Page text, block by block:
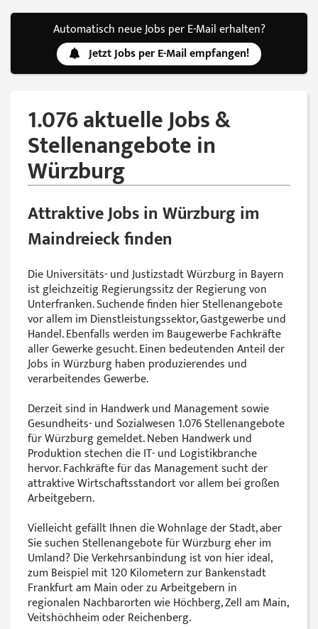
Automatisch neue Jobs per E-Mail erhalten?
Jetzt Jobs per E-Mail empfangen!
1.076 aktuelle Jobs &
Stellenangebote in
Würzburg
Attraktive Jobs in Würzburg im
Maindreieck finden
Die Universitäts- und Justizstadt Würzburg in Bayern
ist gleichzeitig Regierungssitz der Regierung von
Unterfranken. Suchende finden hier Stellenangebote
vor allem im Dienstleistungssektor, Gastgewerbe und
Handel. Ebenfalls werden im Baugewerbe Fachkräfte
aller Gewerke gesucht. Einen bedeutenden Anteil der
Jobs in Würzburg haben produzierendes und
verarbeitendes Gewerbe.
Derzeit sind in Handwerk und Management sowie
Gesundheits- und Sozialwesen 1.076 Stellenangebote
für Würzburg gemeldet. Neben Handwerk und
Produktion stechen die IT- und Logistikbranche
hervor. Fachkräfte für das Management sucht der
attraktive Wirtschaftsstandort vor allem bei großen
Arbeitgebern.
Vielleicht gefällt Ihnen die Wohnlage der Stadt, aber
Sie suchen Stellenangebote für Würzburg eher im
Umland? Die Verkehrsanbindung ist von hier ideal,
zum Beispiel mit 120 Kilometern zur Bankenstadt
Frankfurt am Main oder zu Arbeitgebern in
regionalen Nachbarorten wie Höchberg, Zell am Main,
Veitshöchheim oder Reichenberg.